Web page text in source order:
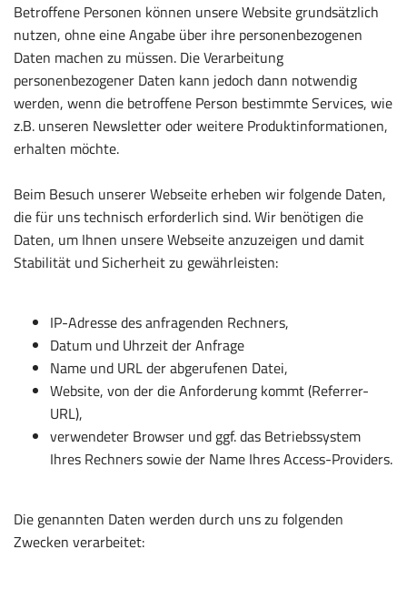
Betroffene Personen können unsere Website grundsätzlich
nutzen, ohne eine Angabe über ihre personenbezogenen
Daten machen zu müssen. Die Verarbeitung
personenbezogener Daten kann jedoch dann notwendig
werden, wenn die betroffene Person bestimmte Services, wie
z.B. unseren Newsletter oder weitere Produktinformationen,
erhalten möchte.
Beim Besuch unserer Webseite erheben wir folgende Daten,
die für uns technisch erforderlich sind. Wir benötigen die
Daten, um Ihnen unsere Webseite anzuzeigen und damit
Stabilität und Sicherheit zu gewährleisten:
IP-Adresse des anfragenden Rechners,
Datum und Uhrzeit der Anfrage
Name und URL der abgerufenen Datei,
Website, von der die Anforderung kommt (Referrer-
URL),
verwendeter Browser und ggf. das Betriebssystem
Ihres Rechners sowie der Name Ihres Access-Providers.
Die genannten Daten werden durch uns zu folgenden
Zwecken verarbeitet: